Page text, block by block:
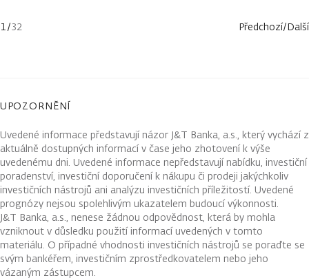
1/32 Předchozí/Další
UPOZORNĚNÍ
Uvedené informace představují názor J&T Banka, a.s., který vychází z
aktuálně dostupných informací v čase jeho zhotovení k výše
uvedenému dni. Uvedené informace nepředstavují nabídku, investiční
poradenství, investiční doporučení k nákupu či prodeji jakýchkoliv
investičních nástrojů ani analýzu investičních příležitostí. Uvedené
prognózy nejsou spolehlivým ukazatelem budoucí výkonnosti.
J&T Banka, a.s., nenese žádnou odpovědnost, která by mohla
vzniknout v důsledku použití informací uvedených v tomto
materiálu. O případné vhodnosti investičních nástrojů se poraďte se
svým bankéřem, investičním zprostředkovatelem nebo jeho
vázaným zástupcem.